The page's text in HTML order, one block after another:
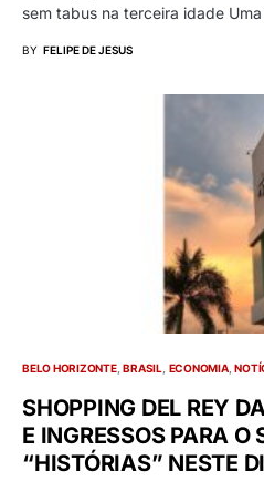
sem tabus na terceira idade
BY FELIPE DE JESUS
BELO HORIZONTE BRASIL ECONOMIA
SHOPPING DEL REY
E INGRESSOS PARA O
“HISTÓRIAS” NESTE